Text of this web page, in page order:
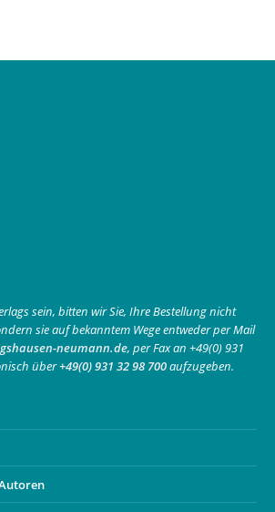
sein, bitten wir Sie, Ihre Bestellung nicht
sie auf bekanntem Wege entweder per Mail
neumann.de, per Fax an +49(0) 931
über+49(0) 931 32 98 700aufzugeben.